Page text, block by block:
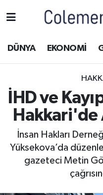
DÜNYA EKONOMİ
İHD ve
Hakkari'de
İnsan Hakları
Yüksekova’da
gazeteci Metin
ASAYİŞ
DOĞA
DÜNYA
EĞİTİM
Hakkâri Hava
Hakkâri Trafik
Süper Lig Puan
Tüm Manşetler